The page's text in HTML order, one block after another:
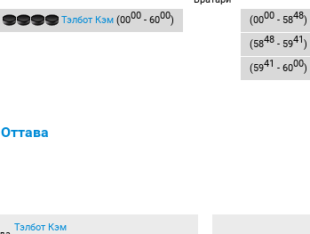
Тэлбот Кэм (0000 - 6000) (0000 - 5848)
(5848 - 5941)
(5941 - 6000)
Оттава
Тэлбот Кэм